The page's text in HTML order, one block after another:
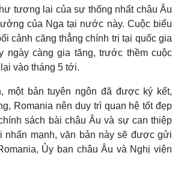
tương lai của sự thống nhất châu Âu
của Nga tại nước này. Cuộc biểu
cảnh căng thẳng chính trị tại quốc gia
ngày càng gia tăng, trước thềm cuộc
vào tháng 5 tới.
một bản tuyên ngôn đã được ký kết,
Romania nên duy trì quan hệ tốt đẹp
sách bài châu Âu và sự can thiệp
nhấn mạnh, văn bản này sẽ được gửi
Ủy ban châu Âu và Nghị viện